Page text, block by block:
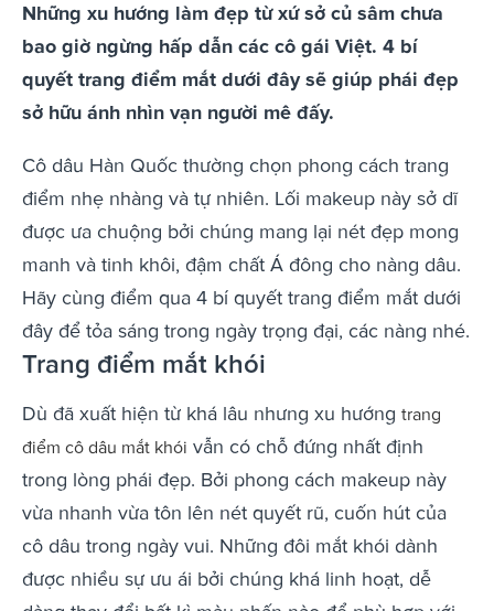
Những xu hướng làm đẹp từ xứ sở củ sâm chưa
bao giờ ngừng hấp dẫn các cô gái Việt. 4 bí
quyết trang điểm mắt dưới đây sẽ giúp phái đẹp
sở hữu ánh nhìn vạn người mê đấy.
Cô dâu Hàn Quốc thường chọn phong cách trang
điểm nhẹ nhàng và tự nhiên. Lối makeup này sở dĩ
được ưa chuộng bởi chúng mang lại nét đẹp mong
manh và tinh khôi, đậm chất Á đông cho nàng dâu.
Hãy cùng điểm qua 4 bí quyết trang điểm mắt dưới
đây để tỏa sáng trong ngày trọng đại, các nàng nhé.
Trang điểm mắt khói
Dù đã xuất hiện từ khá lâu nhưng xu hướng trang
điểm cô dâu mắt khói vẫn có chỗ đứng nhất định
trong lòng phái đẹp. Bởi phong cách makeup này
vừa nhanh vừa tôn lên nét quyết rũ, cuốn hút của
cô dâu trong ngày vui. Những đôi mắt khói dành
được nhiều sự ưu ái bởi chúng khá linh hoạt, dễ